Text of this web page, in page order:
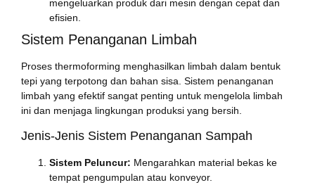
mengeluarkan produk dari mesin dengan cepat dan
efisien.
Sistem Penanganan Limbah
Proses thermoforming menghasilkan limbah dalam bentuk
tepi yang terpotong dan bahan sisa. Sistem penanganan
limbah yang efektif sangat penting untuk mengelola limbah
ini dan menjaga lingkungan produksi yang bersih.
Jenis-Jenis Sistem Penanganan Sampah
Sistem Peluncur: Mengarahkan material bekas ke
tempat pengumpulan atau konveyor.